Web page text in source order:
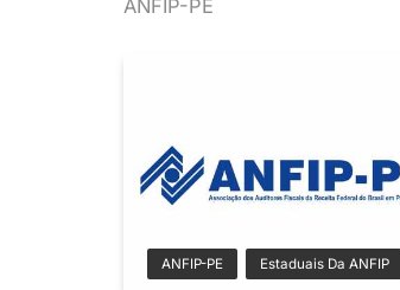
ANFIP-PE
ANFIP-PE Estaduais Da ANFIP